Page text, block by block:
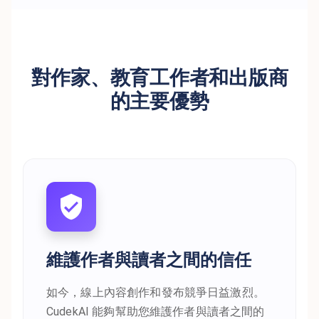
對作家、教育工作者和出版商
的主要優勢
維護作者與讀者之間的信任
如今，線上內容創作和發布競爭日益激烈。
CudekAI 能夠幫助您維護作者與讀者之間的